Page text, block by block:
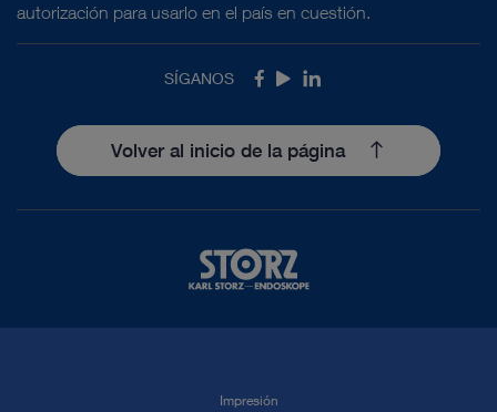
autorización para usarlo en el país en cuestión.
SÍGANOS Facebook
YoutubeLinkedIn
Volver al inicio de la página
Impresión